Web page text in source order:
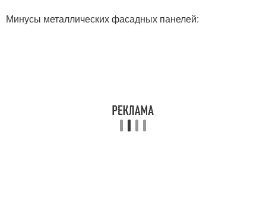
Минусы металлических фасадных панелей: